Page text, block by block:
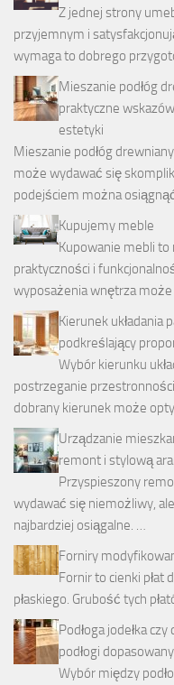
Z jednej strony
przyjemnym i
wymaga to dobrego
Mieszanie podłóg
praktyczne
estetyki
Mieszanie podłóg
może wydawać się
podejściem można
Kupujemy meble
Kupowanie mebli
praktyczności i
wyposażenia wnętrza może
Kierunek układania
podkreślający
Wybór kierunku
postrzeganie
dobrany kierunek może
Urządzanie
remont i stylową
Przyspieszony
wydawać się niemożliwy,
najbardziej osiągalne. …
Forniry
Fornir to cienki płat
płaskiego. Grubość tych
Podłoga jodełka
podłogi
Wybór między